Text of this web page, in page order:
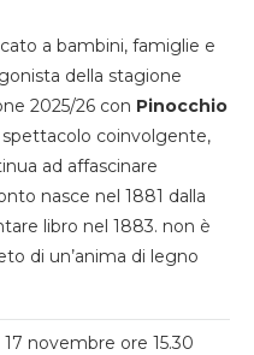
a bambini, famiglie e
della stagione
2025/26 con Pinocchio
coinvolgente,
ad affascinare
nasce nel 1881 dalla
libro nel 1883. non è
di un’anima di legno
novembre ore 15.30